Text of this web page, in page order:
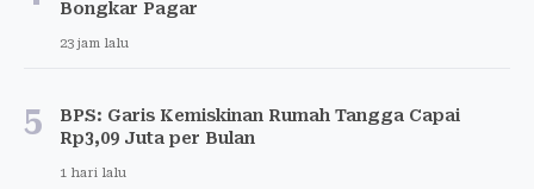
Bongkar Pagar
23 jam lalu
5
BPS: Garis Kemiskinan Rumah Tangga Capai
Rp3,09 Juta per Bulan
1 hari lalu